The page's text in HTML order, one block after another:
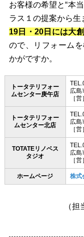
お客様の希望と“本
ラス１の提案から生
19日・20日には大
ので、リフォーム
かがですか。
トータテリフォー
ムセンター庚午店
広島
［
トータテリフォー
ムセンター北店
広島
［
TOTATEリノベス
タジオ
広島
［
ホームページ 株式
（